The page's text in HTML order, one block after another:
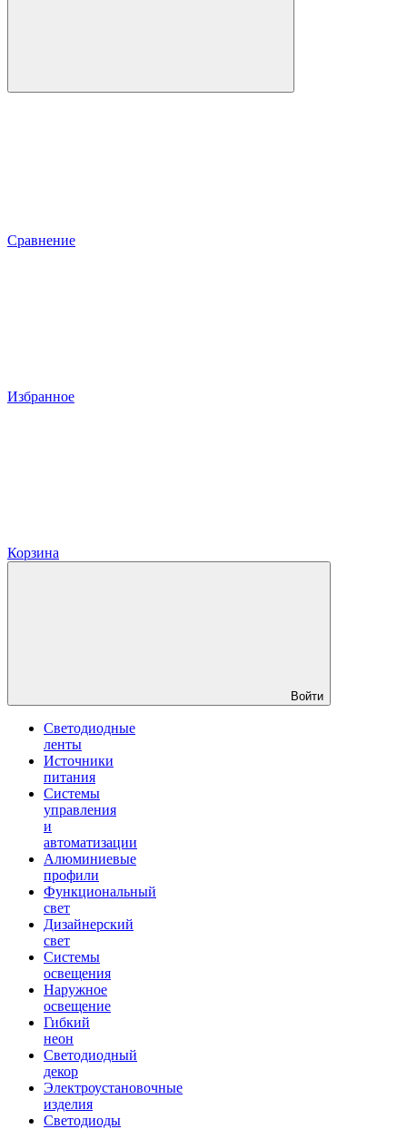
Сравнение
Избранное
Корзина
Войти
Светодиодные
ленты
Источники
питания
Системы
управления
и
автоматизации
Алюминиевые
профили
Функциональный
свет
Дизайнерский
свет
Системы
освещения
Наружное
освещение
Гибкий
неон
Светодиодный
декор
Электроустановочные
изделия
Светодиоды